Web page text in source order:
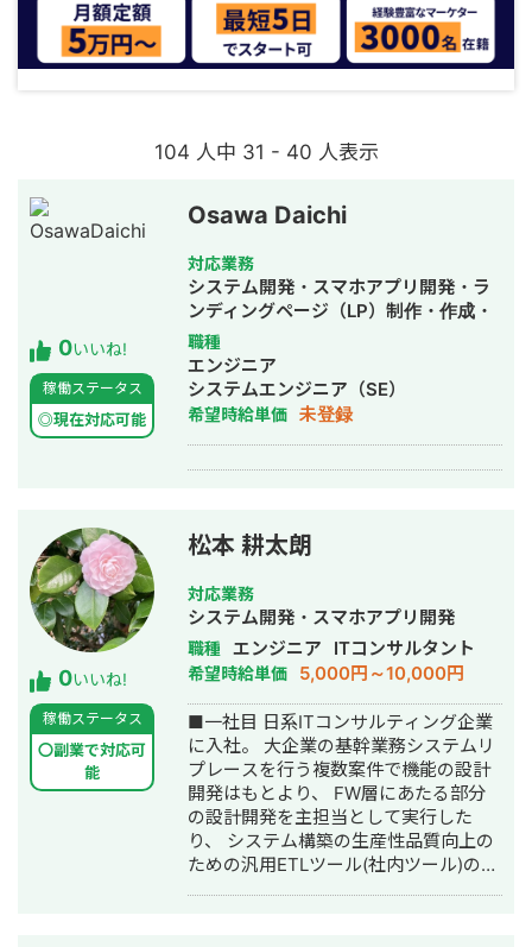
104 人中 31 - 40 人表示
0いいね!
稼働ステータス
◎現在対応可能
Osawa Daichi
対応業務
システム開発・スマホアプリ開発・ラ
ンディングページ（LP）制作・作成・
ECサイト構築・ネットショップ作成代
行・SEO対策・ホームページ制作・作
成
職種
エンジニア
システムエンジニア（SE）
希望時給単価 未登録
0いいね!
稼働ステータス
〇副業で対応可
能
松本 耕太朗
対応業務
システム開発・スマホアプリ開発
職種 エンジニア ITコンサルタント
希望時給単価 5,000円～10,000円
■一社目 日系ITコンサルティング企業
に入社。 大企業の基幹業務システムリ
プレースを行う複数案件で機能の設計
開発はもとより、 FW層にあたる部分
の設計開発を主担当として実行した
り、 システム構築の生産性品質向上の
ための汎用ETLツール(社内ツール)の機